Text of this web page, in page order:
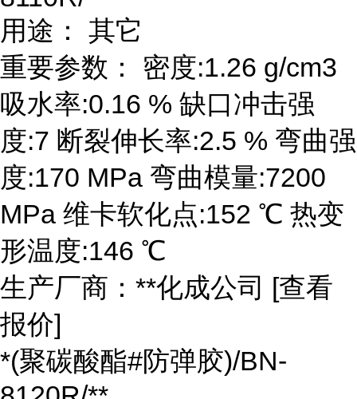
用途： 其它
重要参数： 密度:1.26 g/cm3
吸水率:0.16 % 缺口冲击强
度:7 断裂伸长率:2.5 % 弯曲强
度:170 MPa 弯曲模量:7200
MPa 维卡软化点:152 ℃ 热变
形温度:146 ℃
生产厂商：**化成公司 [查看
报价]
*(聚碳酸酯#防弹胶)/BN-